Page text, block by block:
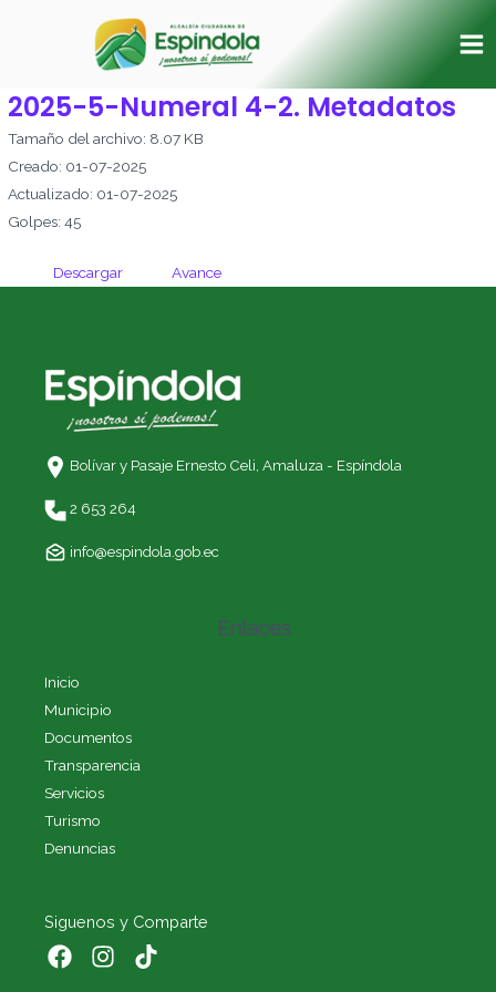
2025-5-Numeral 4-2. Metadatos
Tamaño del archivo: 8.07 KB
Creado: 01-07-2025
Actualizado: 01-07-2025
Golpes: 45
Descargar Avance
Bolívar y Pasaje Ernesto Celi, Amaluza - Espíndola
2 653 264
info@espindola.gob.ec
Enlaces
Inicio
Municipio
Documentos
Transparencia
Servicios
Turismo
Denuncias
Siguenos y Comparte